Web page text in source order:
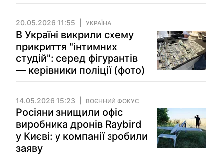
20.05.2026 11:55 УКРАЇНА
В Україні викрили схему
прикриття "інтимних
студій": серед фігурантів
— керівники поліції (фото)
14.05.2026 15:23 ВОЄННИЙ ФОКУС
Росіяни знищили офіс
виробника дронів Raybird
у Києві: у компанії зробили
заяву